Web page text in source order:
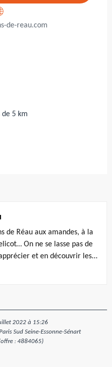
de-reau.com
de 5 km
de Réau aux amandes, à la
On ne se lasse pas de
et en découvrir les...
2022 à 15:26
Sud Seine-Essonne-Sénart
: 4884065)